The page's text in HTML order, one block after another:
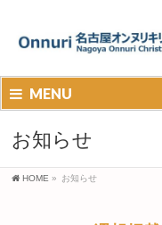
MENU
お知らせ
HOME » お知らせ